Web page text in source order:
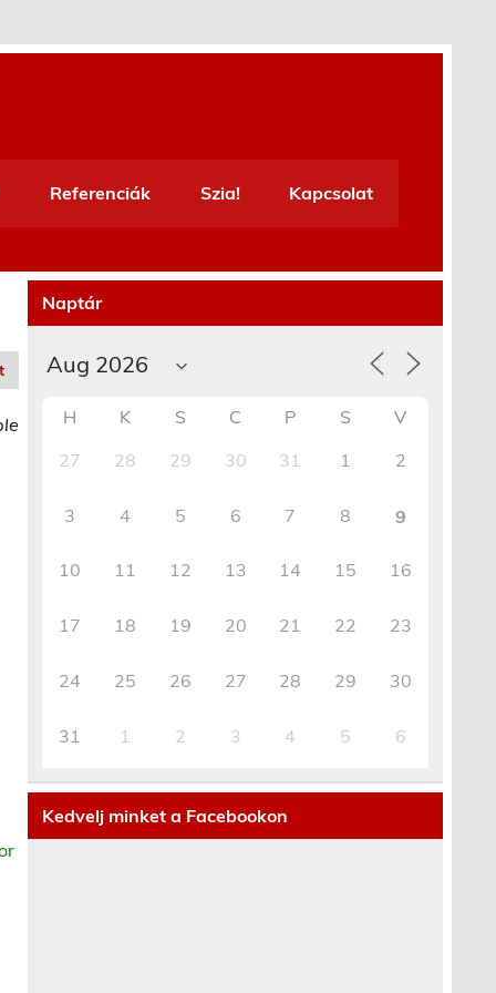
Referenciák Szia! Kapcsolat
Naptár
H K S C P S
V
27
28 29 30 31 1 2
3 4 5 6 7 8 9
10 11 12 13 14 15 16
17 18 19 20 21 22 23
24 25 26 27 28 29 30
31 1 2 3 4 5 6
Kedvelj minket a Facebookon